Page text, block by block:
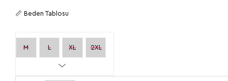
📏 Beden Tablosu
M L XL 2XL